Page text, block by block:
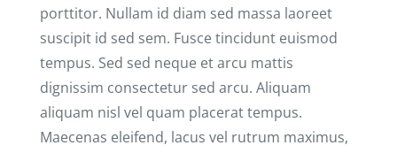
porttitor. Nullam id diam sed massa laoreet
suscipit id sed sem. Fusce tincidunt euismod
tempus. Sed sed neque et arcu mattis
dignissim consectetur sed arcu. Aliquam
aliquam nisl vel quam placerat tempus.
Maecenas eleifend, lacus vel rutrum maximus,